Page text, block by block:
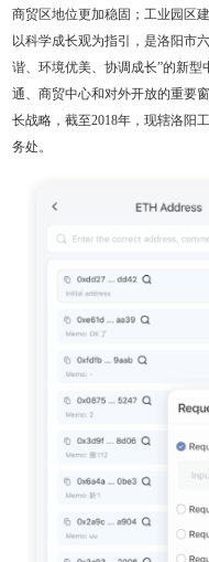
商贸区地位更加稳固；工业园区
以科学成长观为指引，是洛阳市
谐、环境优美、协调成长”的新
通、商贸中心和对外开放的重要
长战略，截至2018年，现辖洛阳
务处。